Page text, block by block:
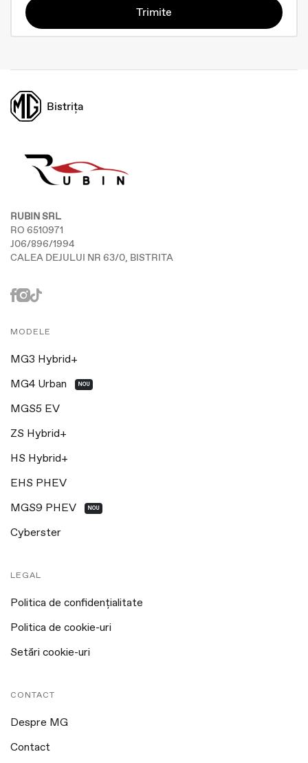
Trimite
Bistrița
RUBIN SRL
RO 6510971
J06/896/1994
CALEA DEJULUI NR 63/0, BISTRITA
MODELE
MG3 Hybrid+
MG4 Urban NOU
MGS5 EV
ZS Hybrid+
HS Hybrid+
EHS PHEV
MGS9 PHEV NOU
Cyberster
LEGAL
Politica de confidențialitate
Politica de cookie-uri
Setări cookie-uri
CONTACT
Despre MG
Contact